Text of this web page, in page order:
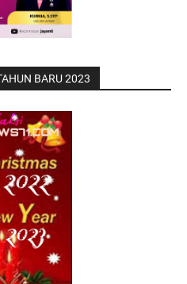
BARU 2023